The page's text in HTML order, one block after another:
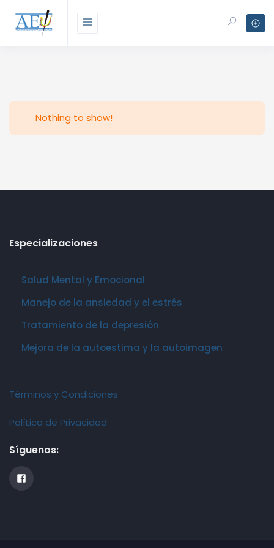
Nothing to show!
Especializaciones
Salud Mental y Emocional
Manejo de la ansiedad y el estrés
Tratamiento de la depresión
Mejora de la autoestima y la autoimagen
Términos y Condiciones
Política de Privacidad
Síguenos: